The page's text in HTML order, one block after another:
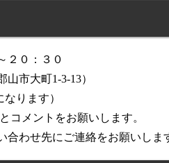
０：３０
市大町1-3-13）
ります）
メントをお願いします。
合わせ先にご連絡をお願いしま